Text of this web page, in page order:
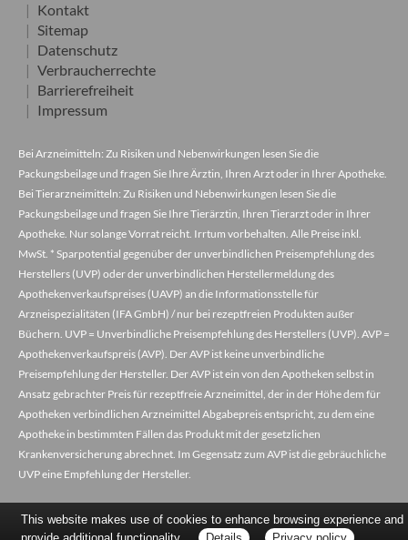
Kontakt
Sitemap
Datenschutz
Verbraucherrechte
Barrierefreiheit
Impressum
Bei Arzneimitteln: Zu Risiken und Nebenwirkungen lesen Sie die
Packungsbeilage und fragen Sie Ihre Ärztin, Ihren Arzt oder in Ihrer Apotheke.
Bei Tierarzneimitteln: Zu Risiken und Nebenwirkungen lesen Sie die
Packungsbeilage und fragen Sie Ihre Tierärztin, Ihren Tierarzt oder in Ihrer
Apotheke. Nur solange Vorrat reicht. Irrtum vorbehalten. Alle Preise inkl.
MwSt. * Sparpotential gegenüber der unverbindlichen Preisempfehlung des
Herstellers (UVP) oder der unverbindlichen Herstellermeldung des
Apothekenverkaufspreises (UAVP) an die Informationsstelle für
Arzneispezialitäten (IFA GmbH) / nur bei rezeptfreien Produkten außer
Büchern. UVP = Unverbindliche Preisempfehlung des Herstellers (UVP). AVP =
Apothekenverkaufspreis (AVP). Der AVP ist keine unverbindliche
Preisempfehlung der Hersteller. Der AVP ist ein von den Apotheken selbst in
Ansatz gebrachter Preis für rezeptfreie Arzneimittel, der in der Höhe dem für
Apotheken verbindlichen Arzneimittel Abgabepreis entspricht, zu dem eine
Apotheke in bestimmten Fällen das Produkt mit der gesetzlichen
Krankenversicherung abrechnet. Im Gegensatz zum AVP ist die gebräuchliche
UVP eine Empfehlung der Hersteller.
This website makes use of cookies to enhance browsing experience and